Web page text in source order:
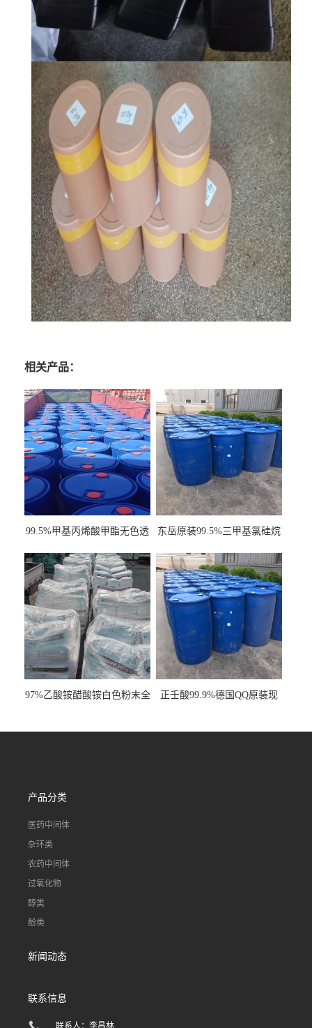
相关产品：
99.5%甲基丙烯酸甲酯无色透
东岳原装99.5%三甲基氯硅烷
97%乙酸铵醋酸铵白色粉末全
正壬酸99.9%德国QQ原装现
产品分类
医药中间体
杂环类
农药中间体
过氧化物
醇类
酚类
新闻动态
联系信息